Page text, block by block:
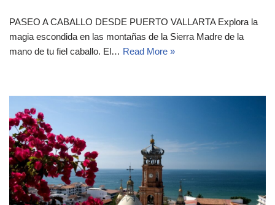
PASEO A CABALLO DESDE PUERTO VALLARTA Explora la
magia escondida en las montañas de la Sierra Madre de la
mano de tu fiel caballo. El… Read More »